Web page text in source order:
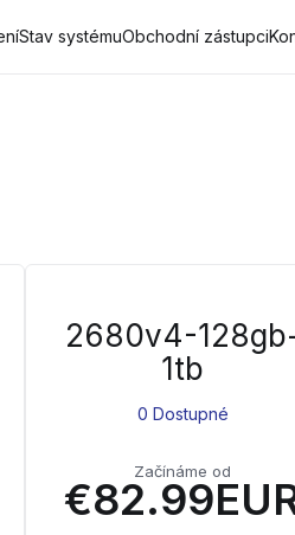
Stav systémuObchodní zástupci
2680v4-
1tb
0 Dostupné
Začínáme od